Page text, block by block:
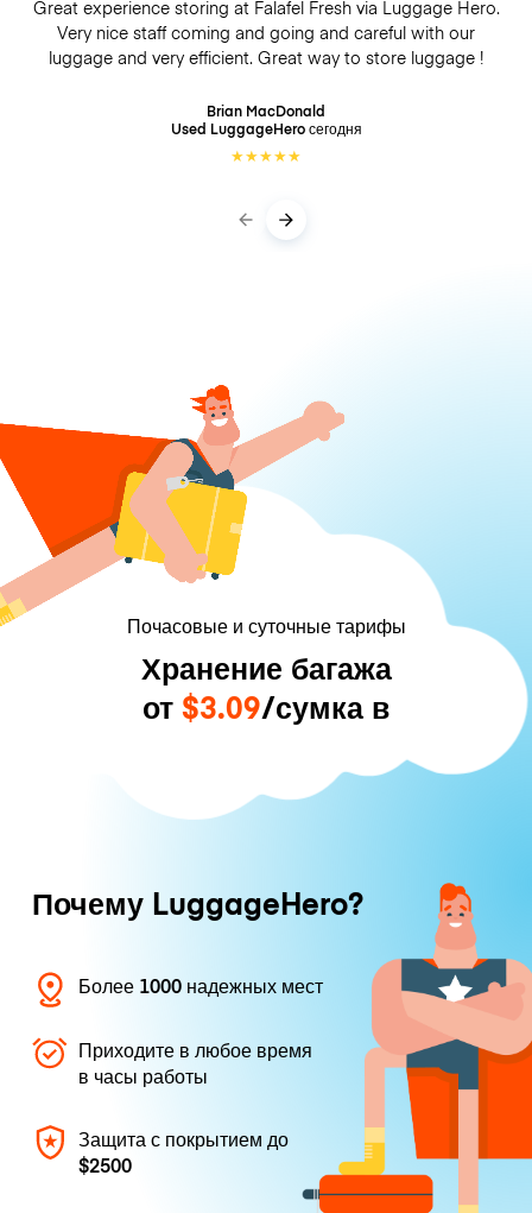
Great experience storing at Falafel Fresh via Luggage Hero.
Very nice staff coming and going and careful with our
luggage and very efficient. Great way to store luggage !
Brian MacDonald
Used LuggageHeroсегодня
★★★★★
Почасовые и суточные тарифы
Хранение багажа
от $3.09/сумка в
Почему LuggageHero?
Более 1000 надежных мест
Приходите в любое время
в часы работы
Защита с покрытием до
$2500